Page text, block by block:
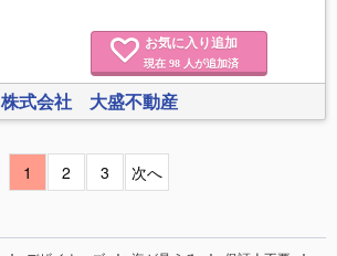
お気に入り追加
現在 98 人が追加済
株式会社 大盛不動産
1 2 3 次へ